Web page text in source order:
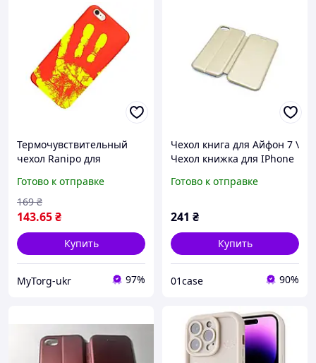
Термочувствительный
чехол Ranipo для
Красный
Готово к отправке
143.65₴
169 ₴
Купить
MyTorg-ukr 97%
Чехол книга для Айфон 7 \
Чехол книжка для IPhone
IPhone 7 золотой
Готово к отправке
241 ₴
Купить
01case 90%